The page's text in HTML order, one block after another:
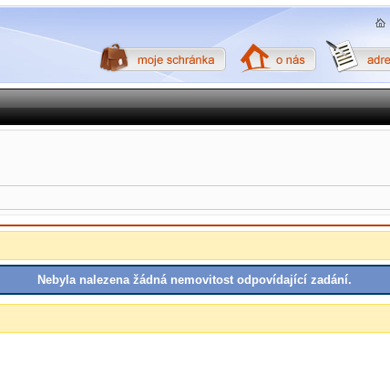
Nebyla nalezena žádná nemovitost odpovídající zadání.